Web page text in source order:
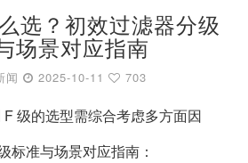
选？初效过滤器分级
场景对应指南
闻 2025-10-11 703
级的选型需综合考虑多方面因
标准与场景对应指南：